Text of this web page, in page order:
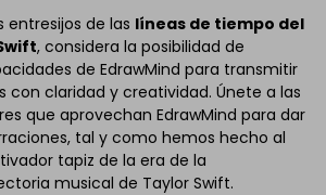
entresijos de las líneas de tiempo del
, considera la posibilidad de
de EdrawMind para transmitir
con claridad y creatividad. Únete a las
que aprovechan EdrawMind para dar
tal y como hemos hecho al
tapiz de la era de la
musical de Taylor Swift.